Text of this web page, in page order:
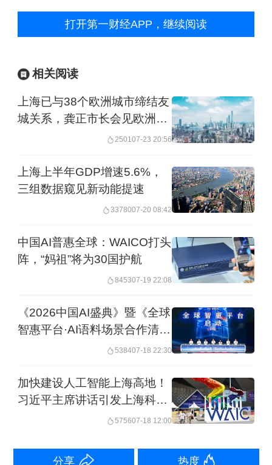
过450亿元。同时，闭幕式上发布了一系
列重磅成果。为加快推进“人工智能+”
海市进一步扩大人工智能应用的若干措
施》，并联合红杉、高瓴等顶尖投资机
构，在浦东张江和徐汇北杨建设低成
本、高智力密度的世界级垂类应用创新
集聚高地，为上海人工智能产业高质量
发展注入强劲动能；发布 上海市人工智
，包括模型、语料和算力三
个要素，首期总规模30亿元，构建一个
覆盖全周期、多层次的人工智能金融赋
中国移动在闭幕式上揭牌AI+新
市政府达成“智云上海”战略合作，共同
推进人工智能技术与经济社会民生的深
打开第一财经APP，继续阅读
相关阅读
上海已与38个欧洲城市缔结友
城关系，龚正市长会见欧洲议
会外事委员会主席
250107-23 20:56
上海上半年GDP增速5.6%，
三组数据窥见新动能提速
3378007-20 08:42
中国AI普惠全球：WAICO打头
阵，“妈祖”将为30国护航
845307-19 22:08
《2026中国AI盛典》暨《全球
智惠平台·AI语料场景合作清
538407-18 22:30
加快建设人工智能上海高地！
习近平主席讲话引发上海科技
575607-18 12:00
分享 热度